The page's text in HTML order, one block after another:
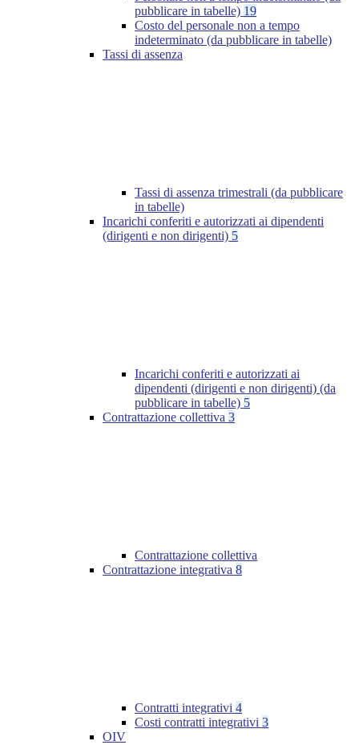
pubblicare in tabelle) 19
Costo del personale non a tempo
indeterminato (da pubblicare in tabelle)
Tassi di assenza
Tassi di assenza trimestrali (da pubblicare
in tabelle)
Incarichi conferiti e autorizzati ai dipendenti
(dirigenti e non dirigenti) 5
Incarichi conferiti e autorizzati ai
dipendenti (dirigenti e non dirigenti) (da
pubblicare in tabelle) 5
Contrattazione collettiva 3
Contrattazione collettiva
Contrattazione integrativa 8
Contratti integrativi 4
Costi contratti integrativi 3
OIV